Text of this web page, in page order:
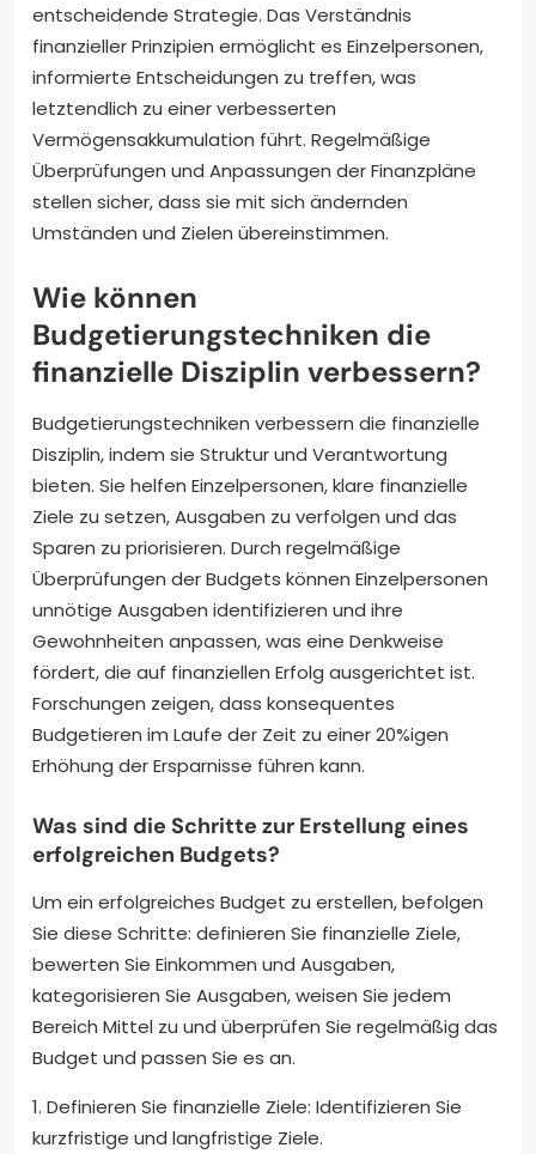
entscheidende Strategie. Das Verständnis
finanzieller Prinzipien ermöglicht es Einzelpersonen,
informierte Entscheidungen zu treffen, was
letztendlich zu einer verbesserten
Vermögensakkumulation führt. Regelmäßige
Überprüfungen und Anpassungen der Finanzpläne
stellen sicher, dass sie mit sich ändernden
Umständen und Zielen übereinstimmen.
Wie können
Budgetierungstechniken die
finanzielle Disziplin verbessern?
Budgetierungstechniken verbessern die finanzielle
Disziplin, indem sie Struktur und Verantwortung
bieten. Sie helfen Einzelpersonen, klare finanzielle
Ziele zu setzen, Ausgaben zu verfolgen und das
Sparen zu priorisieren. Durch regelmäßige
Überprüfungen der Budgets können Einzelpersonen
unnötige Ausgaben identifizieren und ihre
Gewohnheiten anpassen, was eine Denkweise
fördert, die auf finanziellen Erfolg ausgerichtet ist.
Forschungen zeigen, dass konsequentes
Budgetieren im Laufe der Zeit zu einer 20%igen
Erhöhung der Ersparnisse führen kann.
Was sind die Schritte zur Erstellung eines
erfolgreichen Budgets?
Um ein erfolgreiches Budget zu erstellen, befolgen
Sie diese Schritte: definieren Sie finanzielle Ziele,
bewerten Sie Einkommen und Ausgaben,
kategorisieren Sie Ausgaben, weisen Sie jedem
Bereich Mittel zu und überprüfen Sie regelmäßig das
Budget und passen Sie es an.
1. Definieren Sie finanzielle Ziele: Identifizieren Sie
kurzfristige und langfristige Ziele.